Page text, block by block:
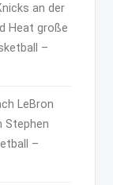
an der
Heat große
–
LeBron
Stephen
–